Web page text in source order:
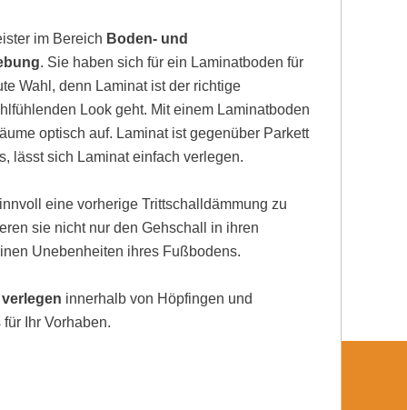
im Bereich Boden- und
. Sie haben sich für ein Laminatboden für
Wahl, denn Laminat ist der richtige
Look geht. Mit einem Laminatboden
optisch auf. Laminat ist gegenüber Parkett
lässt sich Laminat einfach verlegen.
eine vorherige Trittschalldämmung zu
sie nicht nur den Gehschall in ihren
Unebenheiten ihres Fußbodens.
innerhalb von Höpfingen und
Ihr Vorhaben.